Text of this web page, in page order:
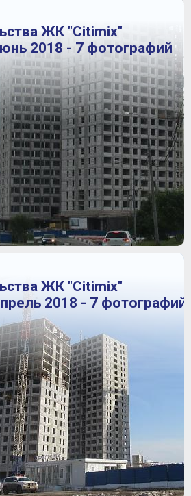
ЖК "Citimix"
2018 - 7 фотографий
ЖК "Citimix"
2018 - 7 фотографий